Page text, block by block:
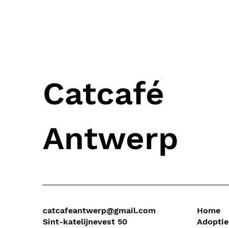
Catcafé
Antwerp
catcafeantwerp@gmail.com
Sint-katelijnevest 50
Home
Adoptie